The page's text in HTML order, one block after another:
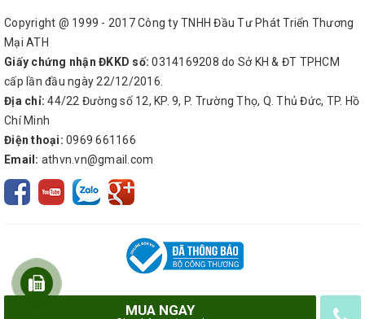
MUA NGAY
Copyright @ 1999 - 2017 Công ty TNHH Đầu Tư Phát Triển Thương
Mại ATH
Giấy chứng nhận ĐKKD số: 0314169208 do Sở KH & ĐT TPHCM
cấp lần đầu ngày 22/12/2016.
Địa chỉ: 44/22 Đường số 12, KP. 9, P. Trường Thọ, Q. Thủ Đức, TP. Hồ
Chí Minh
Điện thoại: 0969 661166
Email: athvn.vn@gmail.com
Công ty TNHH Đầu Tư Phát Triển Thương Mại ATH